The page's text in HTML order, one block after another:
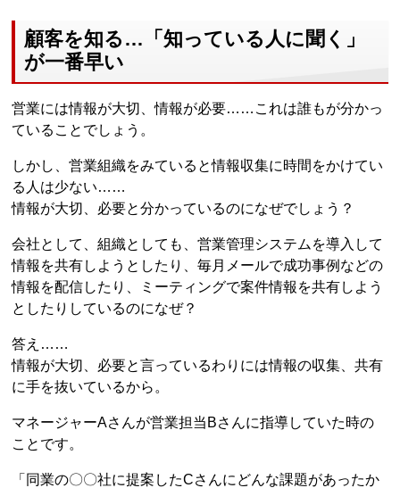
顧客を知る…「知っている人に聞く」
が一番早い
営業には情報が大切、情報が必要……これは誰もが分かっ
ていることでしょう。
しかし、営業組織をみていると情報収集に時間をかけてい
る人は少ない……
情報が大切、必要と分かっているのになぜでしょう？
会社として、組織としても、営業管理システムを導入して
情報を共有しようとしたり、毎月メールで成功事例などの
情報を配信したり、ミーティングで案件情報を共有しよう
としたりしているのになぜ？
答え……
情報が大切、必要と言っているわりには情報の収集、共有
に手を抜いているから。
マネージャーAさんが営業担当Bさんに指導していた時の
ことです。
「同業の〇〇社に提案したCさんにどんな課題があったか